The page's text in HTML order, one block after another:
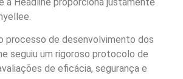
processo de desenvolvimento dos
seguiu um rigoroso protocolo de
de eficácia, segurança e